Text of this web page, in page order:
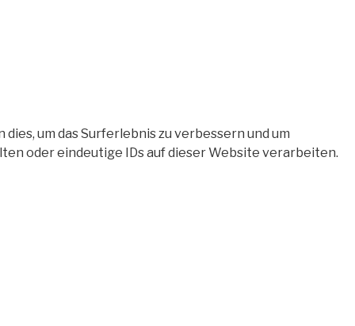
um das Surferlebnis zu verbessern und um
oder eindeutige IDs auf dieser Website verarbeiten.